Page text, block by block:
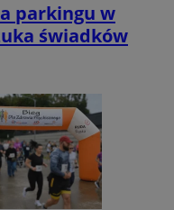
parkingu w
świadków